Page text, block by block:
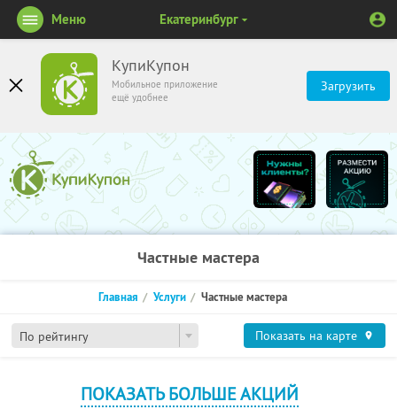
КупиКупон
Мобильное приложение
ещё удобнее
Загрузить
Меню Екатеринбург
Частные мастера
По рейтингу
Главная Услуги Частные мастера
Показать на карте
ПОКАЗАТЬ БОЛЬШЕ АКЦИЙ